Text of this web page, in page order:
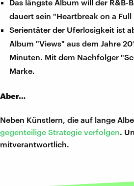
Das längste Album will der R&B-
dauert sein "Heartbreak on a
Serientäter der Uferlosigkeit ist
Album "Views" aus dem Jahre
Minuten. Mit dem Nachfolger
Marke.
Aber…
Neben Künstlern, die auf lange
gegenteilige Strategie verfolgen.
mitverantwortlich.